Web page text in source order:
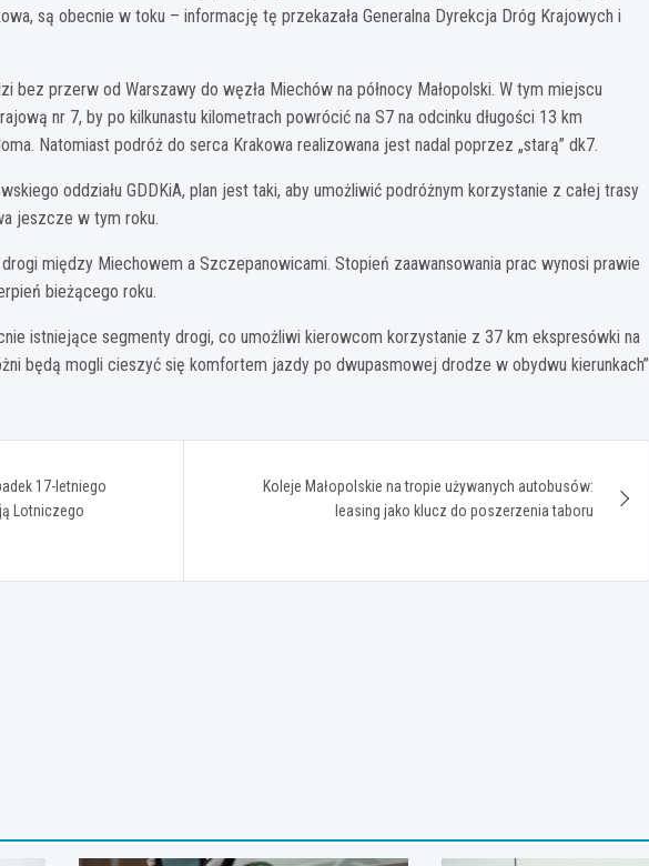
są obecnie w toku – informację tę przekazała Generalna Dyrekcja Dróg Krajowych i
bez przerw od Warszawy do węzła Miechów na północy Małopolski. W tym miejscu
nr 7, by po kilkunastu kilometrach powrócić na S7 na odcinku długości 13 km
Natomiast podróż do serca Krakowa realizowana jest nadal poprzez „starą” dk7.
oddziału GDDKiA, plan jest taki, aby umożliwić podróżnym korzystanie z całej trasy
jeszcze w tym roku.
między Miechowem a Szczepanowicami. Stopień zaawansowania prac wynosi prawie
bieżącego roku.
istniejące segmenty drogi, co umożliwi kierowcom korzystanie z 37 km ekspresówki na
będą mogli cieszyć się komfortem jazdy po dwupasmowej drodze w obydwu kierunkach”
17-letniego
Lotniczego
Koleje Małopolskie na tropie używanych autobusów:
leasing jako klucz do poszerzenia taboru